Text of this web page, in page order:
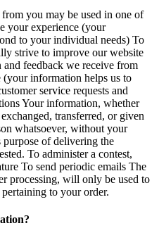
you may be used in one of
your experience (your
to your individual needs) To
strive to improve our website
feedback we receive from
information helps us to
service requests and
Your information, whether
transferred, or given
whatsoever, without your
purpose of delivering the
To administer a contest,
To send periodic emails The
processing, will only be used to
to your order.